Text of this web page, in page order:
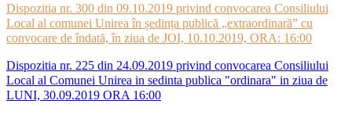
Dispozitia nr. 300 din 09.10.2019 privind convocarea Consiliului
Local al comunei Unirea în ședința publică „extraordinară” cu
convocare de îndată, în ziua de JOI, 10.10.2019, ORA: 16:00
Dispozitia nr. 225 din 24.09.2019 privind convocarea Consiliului
Local al Comunei Unirea in sedinta publica "ordinara" in ziua de
LUNI, 30.09.2019 ORA 16:00